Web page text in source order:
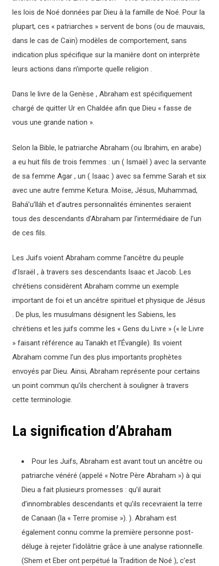
les lois de Noé données par Dieu à la famille de Noé. Pour la
plupart, ces « patriarches » servent de bons (ou de mauvais,
dans le cas de Caïn) modèles de comportement, sans
indication plus spécifique sur la manière dont on interprète
leurs actions dans n’importe quelle religion .
Dans le livre de la Genèse , Abraham est spécifiquement
chargé de quitter Ur en Chaldée afin que Dieu « fasse de
vous une grande nation ».
Selon la Bible, le patriarche Abraham (ou Ibrahim, en arabe)
a eu huit fils de trois femmes : un ( Ismaël ) avec la servante
de sa femme Agar , un ( Isaac ) avec sa femme Sarah et six
avec une autre femme Ketura. Moïse, Jésus, Muhammad,
Bahá’u’lláh et d’autres personnalités éminentes seraient
tous des descendants d’Abraham par l’intermédiaire de l’un
de ces fils.
Les Juifs voient Abraham comme l’ancêtre du peuple
d’Israël , à travers ses descendants Isaac et Jacob. Les
chrétiens considèrent Abraham comme un exemple
important de foi et un ancêtre spirituel et physique de Jésus
. De plus, les musulmans désignent les Sabiens, les
chrétiens et les juifs comme les « Gens du Livre » (« le Livre
» faisant référence au Tanakh et l’Évangile). Ils voient
Abraham comme l’un des plus importants prophètes
envoyés par Dieu. Ainsi, Abraham représente pour certains
un point commun qu’ils cherchent à souligner à travers
cette terminologie.
La signification d’Abraham
Pour les Juifs, Abraham est avant tout un ancêtre ou
patriarche vénéré (appelé « Notre Père Abraham ») à qui
Dieu a fait plusieurs promesses : qu’il aurait
d’innombrables descendants et qu’ils recevraient la terre
de Canaan (la « Terre promise »). ). Abraham est
également connu comme la première personne post-
déluge à rejeter l’idolâtrie grâce à une analyse rationnelle.
(Shem et Eber ont perpétué la Tradition de Noé ), c’est